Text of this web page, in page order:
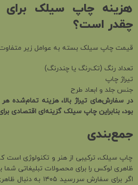
هزینه چاپ سیلک برای
چقدر است؟
قیمت چاپ سیلک بسته به عوامل زیر
تعداد رنگ (تک‌رنگ یا چندرنگ)
تیراژ چاپ
جنس جلد و ابعاد طرح
در سفارش‌های تیراژ بالا، هزینه تمام‌شده
بود، بنابراین چاپ سیلک گزینه‌ای اقتصادی
جمع‌بندی
چاپ سیلک، ترکیبی از هنر و تکنولوژی است
ظاهری لوکس را برای محصولات تبلیغاتی شما
اگر برای سفارش